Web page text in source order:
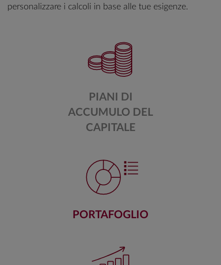
personalizzare i calcoli in base alle tue esigenze.
PIANI DI
ACCUMULO DEL
CAPITALE
PORTAFOGLIO